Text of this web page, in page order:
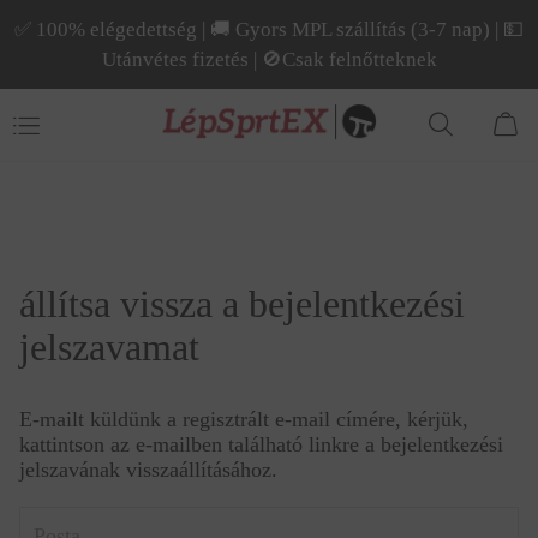
✅ 100% elégedettség | 🚚 Gyors MPL szállítás (3-7 nap) | 💵
Utánvétes fizetés | 🚫Csak felnőtteknek
állítsa vissza a bejelentkezési
jelszavamat
E-mailt küldünk a regisztrált e-mail címére, kérjük,
kattintson az e-mailben található linkre a bejelentkezési
jelszavának visszaállításához.